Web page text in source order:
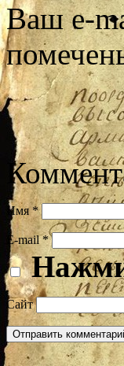
Ваш e-
Имя *
E-mail*
Сайт